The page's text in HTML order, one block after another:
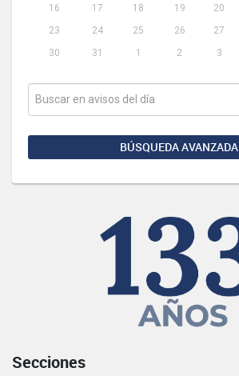
16
17 18 19 20
23
24 25 26 27
30
31 1 2 3
BÚSQUEDA AVANZADA
Secciones